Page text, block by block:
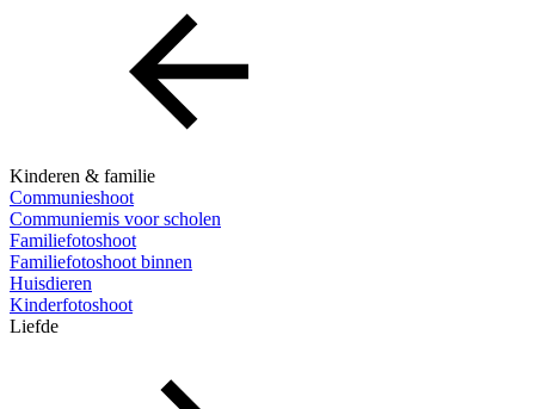
Kinderen & familie
Communieshoot
Communiemis voor scholen
Familiefotoshoot
Familiefotoshoot binnen
Huisdieren
Kinderfotoshoot
Liefde